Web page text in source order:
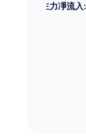
主力凈流入: